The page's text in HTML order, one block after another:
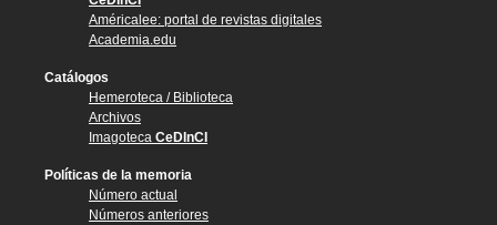
Américalee: portal de revistas digitales
Academia.edu
Catálogos
Hemeroteca / Biblioteca
Archivos
Imagoteca CeDInCI
Políticas de la memoria
Número actual
Números anteriores